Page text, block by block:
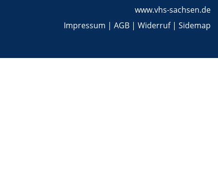
www.vhs-sachsen.de
Impressum | AGB | Widerruf| Sidemap